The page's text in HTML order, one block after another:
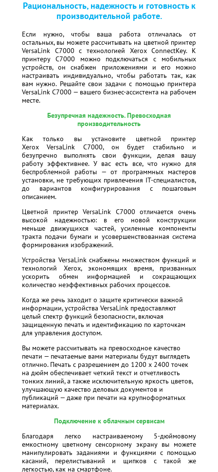
Рациональность, надежность и готовность к
производительной работе.
Если нужно, чтобы ваша работа отличалась от
остальных, вы можете рассчитывать на цветной принтер
VersaLink C7000 с технологией Xerox ConnectKey. К
принтеру C7000 можно подключаться с мобильных
устройств,он снабжен приложениями и его можно
настраивать индивидуально, чтобы работать так, как
вам нужно. Решайте свои задачи с помощью принтера
VersaLink C7000 — вашего бизнес-ассистента на рабочем
месте.
Безупречная надежность. Превосходная
производительность
Как только вы установите цветной принтер
Xerox VersaLink C7000, он будет стабильно и
безупречно выполнять свои функции, делая вашу
работу эффективнее. У вас есть все, что нужно для
беспроблемной работы —от программных мастеров
установки, не требующих привлечения IT-специалистов,
до вариантов конфигурирования с пошаговым
описанием.
Цветной принтер VersaLink C7000 отличается очень
высокой надежностью: в его новой конструкции
меньше движущихся частей, усиленные компоненты
тракта подачи бумаги и усовершенствованная система
формирования изображений.
Устройства VersaLink снабжены множеством функций и
технологий Xerox, экономящих время, призванных
ускорить обмен информацией и сокращающих
количество неэффективных рабочих процессов.
Когда же речь заходит о защите критически важной
информации, устройства VersaLink предоставляют
целый спектр функций безопасности, включая
защищенную печать и идентификацию по карточкам
для управления доступом.
Вы можете рассчитывать на превосходное качество
печати — печатаемые вами материалы будут выглядеть
отлично. Печать с разрешением до 1200 x 2400 точек
на дюйм обеспечивает четкий текст и отчетливость
тонких линий, а также исключительную яркость цветов,
улучшающую качество деловых документов и
публикаций — даже при печати на крупноформатных
материалах.
Подключение к облачным сервисам
Благодаря легко настраиваемому 5-дюймовому
емкостному цветному сенсорному экрану вы можете
манипулировать заданиями и функциями с помощью
касаний, перелистываний и щипков с такой же
легкостью, как на смартфоне.